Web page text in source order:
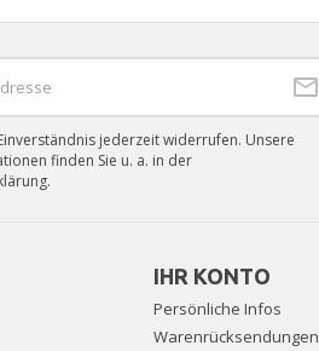
jederzeit widerrufen. Unsere
finden Sie u. a. in der
IHR KONTO
Persönliche Infos
Warenrücksendungen